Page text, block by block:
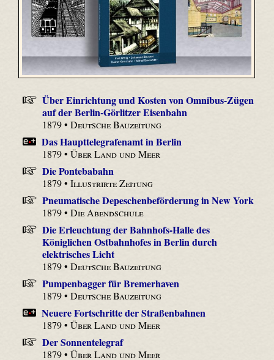
Über Einrichtung und Kosten von Omnibus-Zügen
auf der Berlin-Görlitzer Eisenbahn
1879 •Deutsche Bauzeitung
Das Haupttelegrafenamt in Berlin
1879 •Über Land und Meer
Die Pontebabahn
1879 •Illustrirte Zeitung
Pneumatische Depeschenbeförderung in New York
1879 •Die Abendschule
Die Erleuchtung der Bahnhofs-Halle des
Königlichen Ostbahnhofes in Berlin durch
elektrisches Licht
1879 •Deutsche Bauzeitung
Pumpenbagger für Bremerhaven
1879 •Deutsche Bauzeitung
Neuere Fortschritte der Straßenbahnen
1879 •Über Land und Meer
Der Sonnentelegraf
1879 •Über Land und Meer